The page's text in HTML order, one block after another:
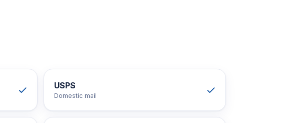
USPS
Domestic mail